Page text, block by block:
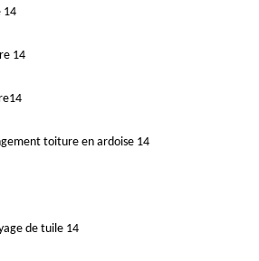
14
14
toiture en ardoise 14
de tuile 14